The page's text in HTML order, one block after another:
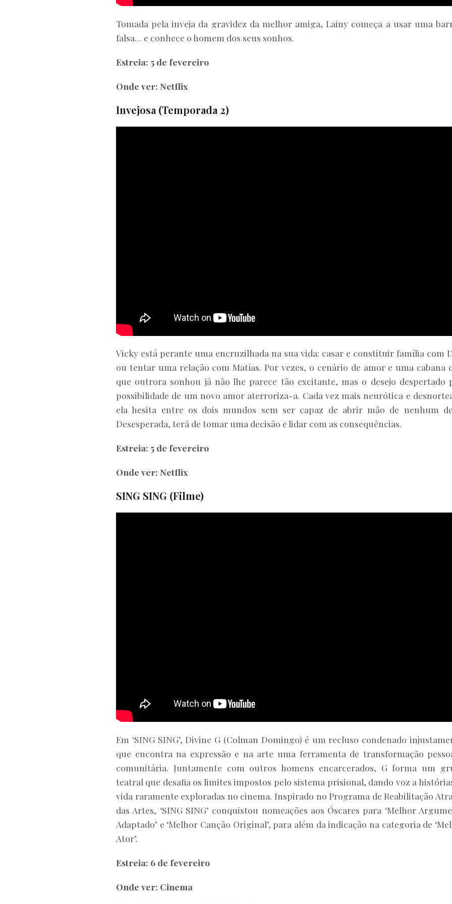
Tomada pela inveja da gravidez da melhor amiga, Lainy começa a usar uma
falsa… e conhece o homem dos seus sonhos.
Estreia: 5 de fevereiro
Onde ver: Netflix
Invejosa (Temporada 2)
Vicky está perante uma encruzilhada na sua vida: casar e constituir família com
ou tentar uma relação com Matías. Por vezes, o cenário de amor e uma cabana
que outrora sonhou já não lhe parece tão excitante, mas o desejo despertado
possibilidade de um novo amor aterroriza-a. Cada vez mais neurótica e
ela hesita entre os dois mundos sem ser capaz de abrir mão de nenhum
Desesperada, terá de tomar uma decisão e lidar com as consequências.
Estreia: 5 de fevereiro
Onde ver: Netflix
SING SING (Filme)
Em ‘SING SING’, Divine G (Colman Domingo) é um recluso condenado
que encontra na expressão e na arte uma ferramenta de transformação
comunitária. Juntamente com outros homens encarcerados, G forma um
teatral que desafia os limites impostos pelo sistema prisional, dando voz a
vida raramente exploradas no cinema. Inspirado no Programa de Reabilitação
das Artes, ‘SING SING’ conquistou nomeações aos Óscares para ‘Melhor
Adaptado’ e ‘Melhor Canção Original’, para além da indicação na categoria de
Ator’.
Estreia: 6 de fevereiro
Onde ver: Cinema